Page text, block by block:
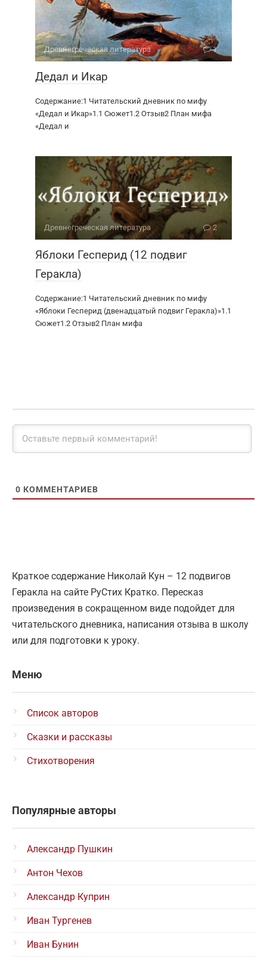
Древне­греческая литература 1
Дедал и Икар
Содержание:1 Читательский дневник по мифу
«Дедал и Икар»1.1 Сюжет1.2 Отзыв2 План мифа
«Дедал и
Древне­греческая литература 2
Яблоки Гесперид (12 подвиг
Геракла)
Содержание:1 Читательский дневник по мифу
«Яблоки Гесперид (двенадцатый подвиг Геракла)»1.1
Сюжет1.2 Отзыв2 План мифа
0 КОММЕНТАРИЕВ
Краткое содержание Николай Кун – 12 подвигов
Геракла на сайте РуСтих Кратко. Пересказ
произведения в сокращенном виде подойдет для
читательского дневника, написания отзыва в школу
или для подготовки к уроку.
Меню
Список авторов
Сказки и рассказы
Стихотворения
Популярные авторы
Александр Пушкин
Антон Чехов
Александр Куприн
Иван Тургенев
Иван Бунин